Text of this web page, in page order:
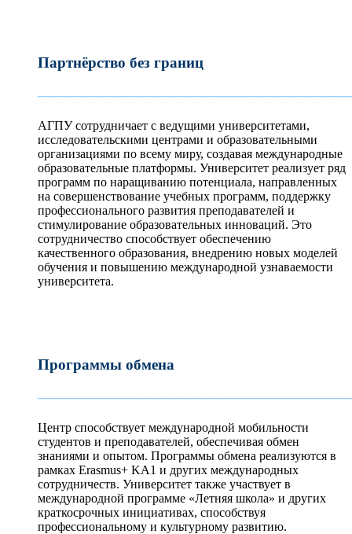
Партнёрство без границ
АГПУ сотрудничает с ведущими университетами,
исследовательскими центрами и образовательными
организациями по всему миру, создавая международные
образовательные платформы. Университет реализует ряд
программ по наращиванию потенциала, направленных
на совершенствование учебных программ, поддержку
профессионального развития преподавателей и
стимулирование образовательных инноваций. Это
сотрудничество способствует обеспечению
качественного образования, внедрению новых моделей
обучения и повышению международной узнаваемости
университета.
Программы обмена
Центр способствует международной мобильности
студентов и преподавателей, обеспечивая обмен
знаниями и опытом. Программы обмена реализуются в
рамках Erasmus+ KA1 и других международных
сотрудничеств. Университет также участвует в
международной программе «Летняя школа» и других
краткосрочных инициативах, способствуя
профессиональному и культурному развитию.